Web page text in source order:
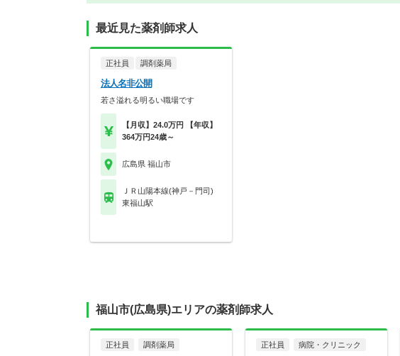
最近見た薬剤師求人
正社員 調剤薬局
法人名非公開
若さ溢れる明るい職場です
【月収】24.0万円 【年収】
364万円24歳～
広島県 福山市
ＪＲ山陽本線(神戸－門司)
東福山駅
福山市(広島県)エリアの薬剤師求人
正社員 調剤薬局 正社員 病院・クリニック